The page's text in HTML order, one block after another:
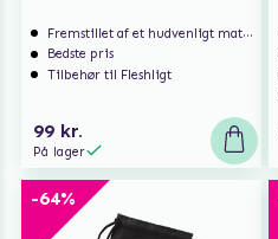
Fremstillet af et hudvenligt materiale
Bedste pris
Tilbehør til Fleshligt
99 kr.
På lager
-64%